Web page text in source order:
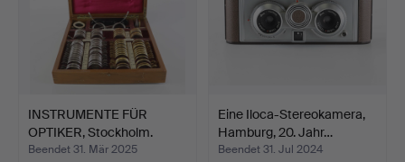
INSTRUMENTE FÜR
OPTIKER, Stockholm.
Beendet 31. Mär 2025
Eine Iloca-Stereokamera,
Hamburg, 20. Jahr…
Beendet 31. Jul 2024